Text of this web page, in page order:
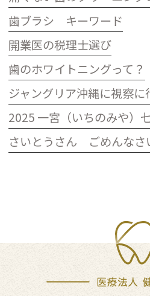
歯ブラシ キーワード
開業医の税理士選び
歯のホワイトニングって？
ジャングリア沖縄に視察に
さいとうさん ごめんな